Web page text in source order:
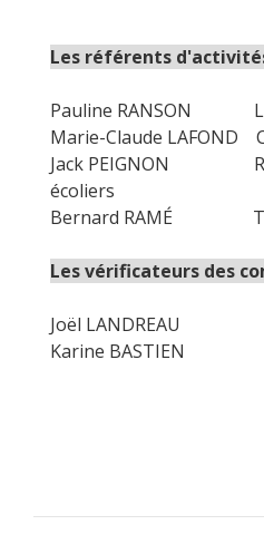
Les référents
Pauline RANSON
Marie-Claude LAFOND
Jack PEIGNON
écoliers
Bernard RAMÉ
Les vérificateurs des
Joël LANDREAU
Karine BASTIEN